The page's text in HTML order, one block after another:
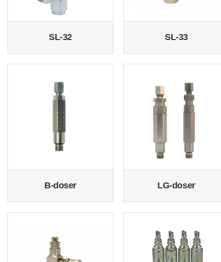
SL-32 SL-33
B-doser LG-doser